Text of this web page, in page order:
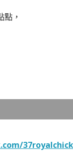
，